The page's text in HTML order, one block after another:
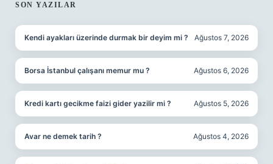
SIDEBAR
SON YAZILAR
Kendi ayakları üzerinde durmak bir deyim mi ? Ağustos 7, 2026
Borsa İstanbul çalışanı memur mu ? Ağustos 6, 2026
Kredi kartı gecikme faizi gider yazilir mi ? Ağustos 5, 2026
Avar ne demek tarih ? Ağustos 4, 2026